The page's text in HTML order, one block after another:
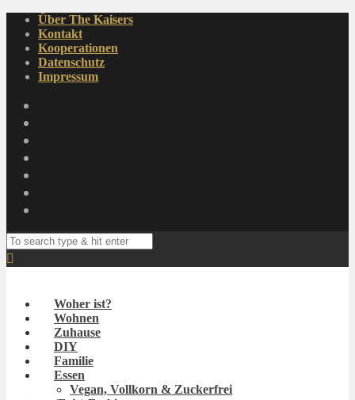
Über The Kaisers
Kontakt
Kooperationen
Datenschutz
Impressum
Woher ist?
Wohnen
Zuhause
DIY
Familie
Essen
Vegan, Vollkorn & Zuckerfrei